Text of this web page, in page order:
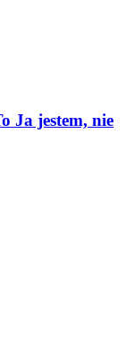
Ja jestem, nie